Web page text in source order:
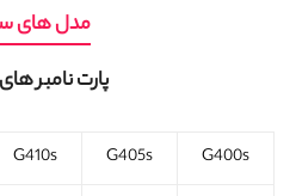
مدل های
پارت نامبر
G400s
G405s
G410s